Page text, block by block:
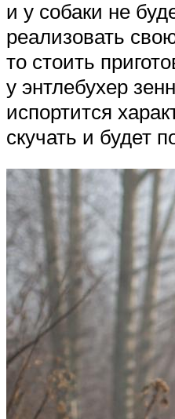
и у собаки не
реализовать
то стоить
у энтлебухер
испортится
скучать и будет